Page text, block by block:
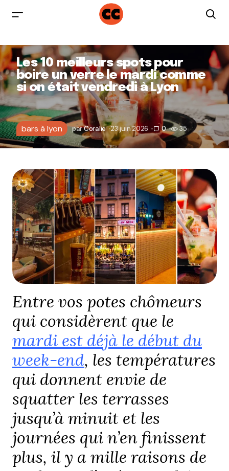
Les 10 meilleurs spots pour
boire un verre le mardi comme
si on était vendredi à Lyon
bars à lyon parCoralie 23 juin 2026 0 35
Entre vos potes chômeurs
qui considèrent que le
mardi est déjà le début du
week-end, les températures
qui donnent envie de
squatter les terrasses
jusqu’à minuit et les
journées qui n’en finissent
plus, il y a mille raisons de